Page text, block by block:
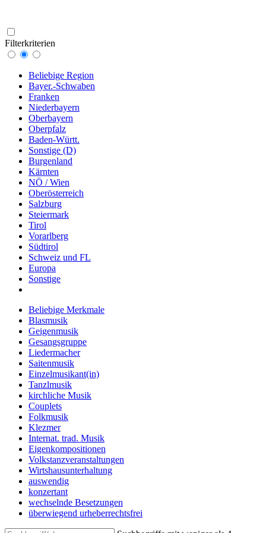
Filterkriterien
Beliebige Region
Bayer.-Schwaben
Franken
Niederbayern
Oberbayern
Oberpfalz
Baden-Württ.
Sonstige (D)
Burgenland
Kärnten
NÖ / Wien
Oberösterreich
Salzburg
Steiermark
Tirol
Vorarlberg
Südtirol
Schweiz und FL
Europa
Sonstige
Beliebige Merkmale
Blasmusik
Geigenmusik
Gesangsgruppe
Liedermacher
Saitenmusik
Einzelmusikant(in)
Tanzlmusik
kirchliche Musik
Couplets
Folkmusik
Klezmer
Internat. trad. Musik
Eigenkompositionen
Volkstanzveranstaltungen
Wirtshausunterhaltung
auswendig
konzertant
wechselnde Besetzungen
überwiegend urheberrechtsfrei